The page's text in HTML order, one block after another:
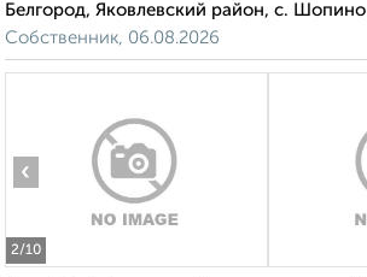
Белгород, Яковлевский район, с. Шопино
Собственник, 06.08.2026
2/10
‹